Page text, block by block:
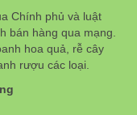
Chính phủ và luật
bán hàng qua mạng.
hoa quả, rễ cây
rượu các loại.